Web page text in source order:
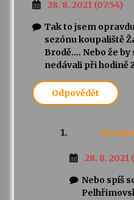
28. 8. 2021 (07:54)
Tak to jsem
sezónu koupaliště
Brodě…. Nebo že
nedávali při hodině
Odpovědět
28. 8. 2021
Nebo spíš